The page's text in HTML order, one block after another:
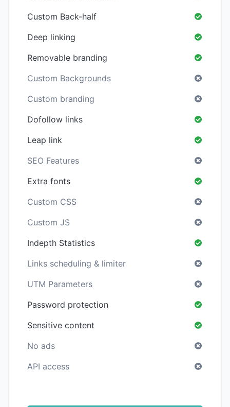
Custom Back-half
Deep linking
Removable branding
Custom Backgrounds
Custom branding
Dofollow links
Leap link
SEO Features
Extra fonts
Custom CSS
Custom JS
Indepth Statistics
Links scheduling & limiter
UTM Parameters
Password protection
Sensitive content
No ads
API access